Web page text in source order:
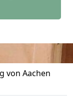
von Aachen